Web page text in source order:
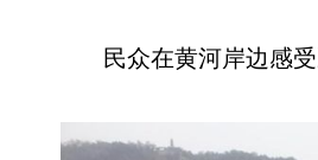
民众在黄河岸边感